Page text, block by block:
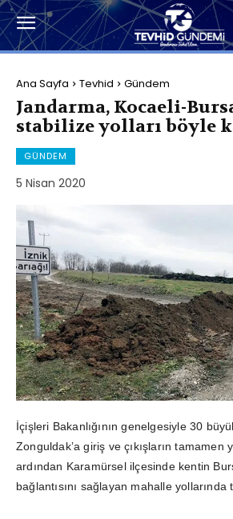
Ana Sayfa Tevhid Gündem
Jandarma, Kocaeli-
stabilize yolları böyle
GÜNDEM
5 Nisan 2020
İçişleri Bakanlığının genelgesiyle 30
Zonguldak’a giriş ve çıkışların tamamen
ardından Karamürsel ilçesinde kentin
bağlantısını sağlayan mahalle yollarında